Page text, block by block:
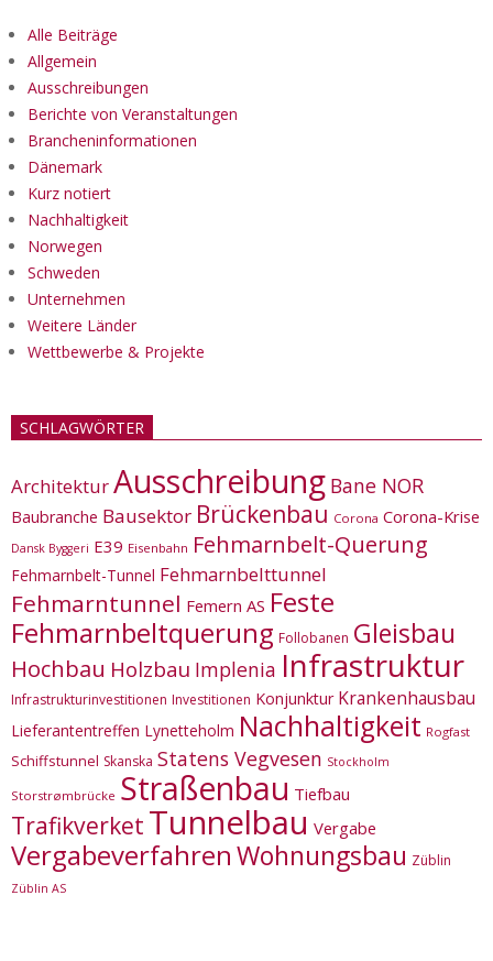
Alle Beiträge
Allgemein
Ausschreibungen
Berichte von Veranstaltungen
Brancheninformationen
Dänemark
Kurz notiert
Nachhaltigkeit
Norwegen
Schweden
Unternehmen
Weitere Länder
Wettbewerbe & Projekte
SCHLAGWÖRTER
ArchitekturAusschreibung Bane NOR
Baubranche Bausektor Brückenbau Corona Corona-Krise
Dansk Byggeri E39 Eisenbahn Fehmarnbelt-Querung
Fehmarnbelt-Tunnel Fehmarnbelttunnel
Fehmarntunnel Femern AS Feste
Fehmarnbeltquerung Follobanen Gleisbau
Hochbau Holzbau Implenia Infrastruktur
Infrastrukturinvestitionen Investitionen Konjunktur Krankenhausbau
Lieferantentreffen Lynetteholm Nachhaltigkeit Rogfast
Schiffstunnel Skanska Statens Vegvesen Stockholm
Storstrømbrücke Straßenbau Tiefbau
Trafikverket Tunnelbau Vergabe
VergabeverfahrenWohnungsbau Züblin
Züblin AS